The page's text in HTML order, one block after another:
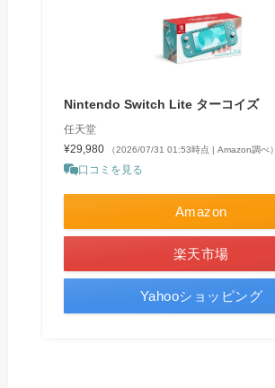
Nintendo Switch Lite ターコイズ
任天堂
¥29,980
（2026/07/31 01:53時点 | Amazon調べ）
口コミを見る
Amazon
楽天市場
Yahooショッピング